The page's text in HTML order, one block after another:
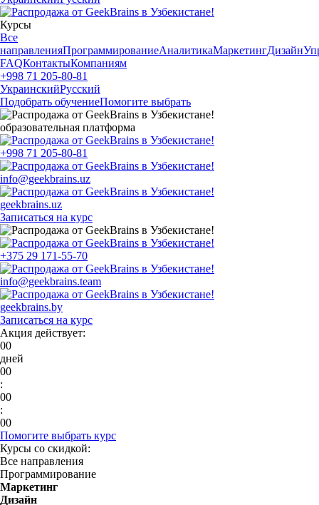
Курсы
Все
направленияПрограммированиеАналитикаМаркетингДизайн
FAQКонтактыКомпаниям
+998 71 205-80-81
УкраинскийРусский
Подобрать обучениеПомогите выбрать
образовательная платформа
+998 71 205-80-81
info@geekbrains.uz
geekbrains.uz
Записаться на курс
+375 29 171-55-70
info@geekbrains.team
geekbrains.by
Записаться на курс
Акция действует:
00
дней
00
:
00
:
00
Помогите выбрать курс
Курсы со скидкой:
Все направления
Программирование
Маркетинг
Дизайн